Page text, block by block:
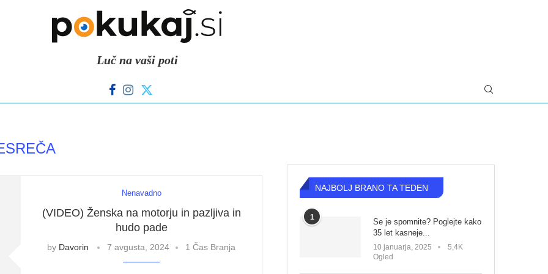
Luč na vaši poti
Nenavadno
(VIDEO) Ženska na motorju in pazljiva in
hudo pade
by Davorin 7 avgusta, 2024 1 Čas Branja
NAJBOLJ BRANO TA TEDEN
1
Se je spomnite? Poglejte kako
35 let kasneje...
10 januarja, 2025
5,4K
Ogled